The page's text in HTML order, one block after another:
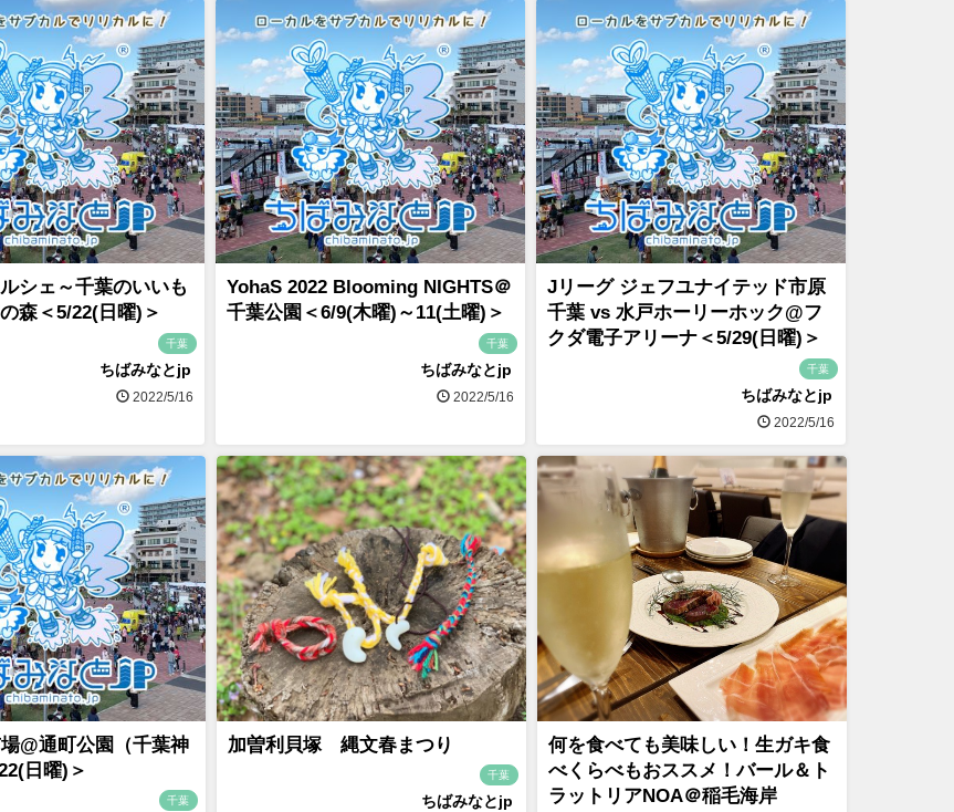
シェ～千葉のいいも
森＜5/22(日曜)＞
千葉
ちばみなとjp
2022/5/16
YohaS 2022 Blooming NIGHTS＠
千葉公園＜6/9(木曜)～11(土曜)＞
千葉
ちばみなとjp
2022/5/16
Jリーグ ジェフユナイテッド市原
千葉 vs 水戸ホーリーホック@フ
クダ電子アリーナ＜5/29(日曜)＞
千葉
ちばみなとjp
2022/5/16
@通町公園（千葉神
日曜)＞
千葉
加曽利貝塚 縄文春まつり
千葉
ちばみなとjp
何を食べても美味しい！生ガキ食
べくらべもおススメ！バール＆ト
ラットリアNOA＠稲毛海岸